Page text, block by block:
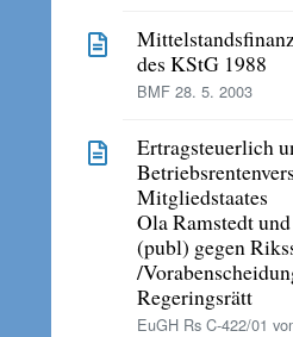
des KStG 1988
BMF 28. 5. 2003
Ertragsteuerlich
Mitgliedstaates
Ola Ramstedt
(publ) gegen
/
Regeringsrätt
EuGH Rs C-422/01